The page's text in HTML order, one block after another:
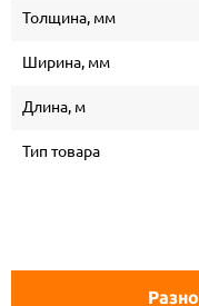
Толщина, мм
Ширина, мм
Длина, м
Тип товара